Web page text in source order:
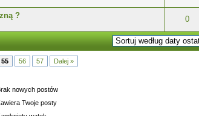
? 0
55 56 57 Dalej »
nowych postów
Twoje posty